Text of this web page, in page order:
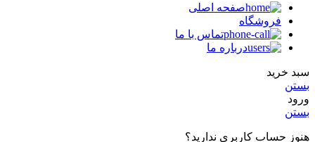
صفحه اصلی
فروشگاه
تماس با ما
درباره ما
سبد خرید
بستن
ورود
بستن
هنوز حساب کاربری ندارید؟